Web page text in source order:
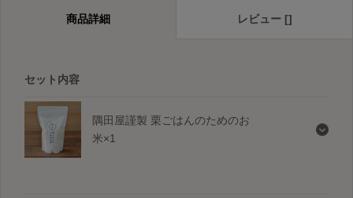
商品詳細 レビュー []
セット内容
隅田屋謹製 栗ごはんのためのお
米×1